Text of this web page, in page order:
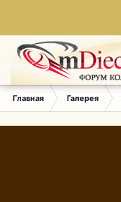
Главная Галерея